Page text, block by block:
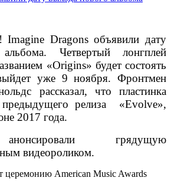
Imagine Dragons объявили дату
Четвертый лонгплей
«Origins» будет состоять
уже 9 ноября. Фронтмен
рассказал, что пластинка
предыдущего релиза «Evolve»,
2017 года.
грядущую
видеороликом.
церемонию American Music Awards